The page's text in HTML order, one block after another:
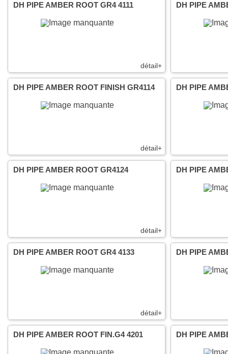
détail+
DH PIPE AMBER ROOT GR4 4111 DH PIPE
détail+
DH PIPE AMBER ROOT FINISH GR4114 DH PIPE
détail+
DH PIPE AMBER ROOT GR4124 DH PIPE
détail+
DH PIPE AMBER ROOT GR4 4133 DH PIPE
DH PIPE AMBER ROOT FIN.G4 4201 DH PIPE